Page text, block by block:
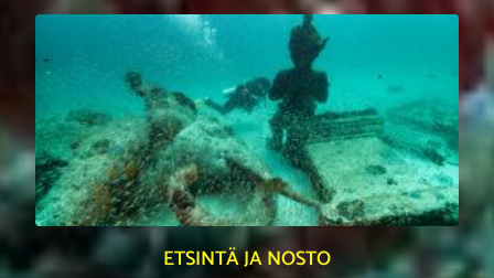
ETSINTÄ JA NOSTO